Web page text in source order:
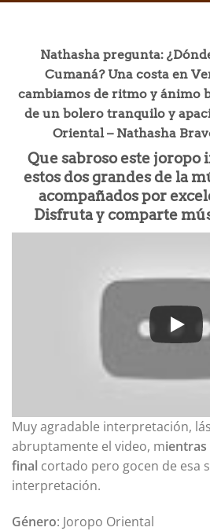
Nathasha pregunta:
Cumaná? Una costa en
cambiamos de ritmo y ánimo
de un bolero tranquilo y
Oriental – Nathasha
Que sabroso este
estos dos grandes de la
acompañados por
Disfruta y comparte
Muy agradable interpretación,
abruptamente el video, m
final cortado pero gocen de esa
interpretación.
Género: Joropo Oriental